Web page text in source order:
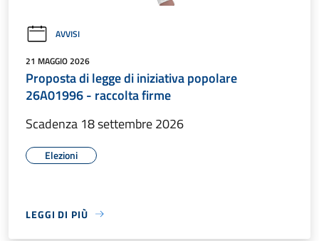
AVVISI
21 MAGGIO 2026
Proposta di legge di iniziativa popolare
26A01996 - raccolta firme
Scadenza 18 settembre 2026
Elezioni
LEGGI DI PIÙ